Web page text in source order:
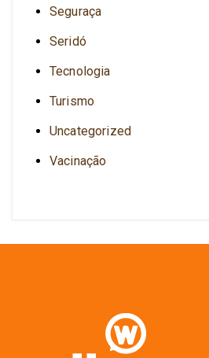
Seguraça
Seridó
Tecnologia
Turismo
Uncategorized
Vacinação